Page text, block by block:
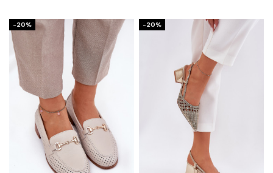
-20% -20%